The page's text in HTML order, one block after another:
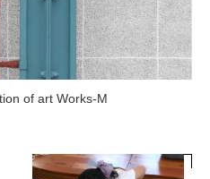
of art Works-M